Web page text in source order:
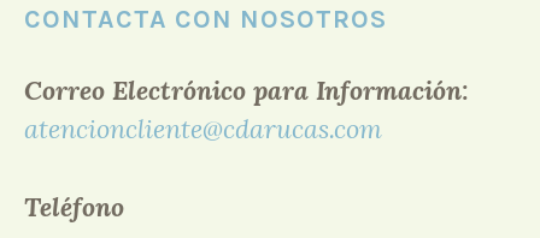
CONTACTA CON NOSOTROS
Correo Electrónico para Información:
atencioncliente@cdarucas.com
Teléfono